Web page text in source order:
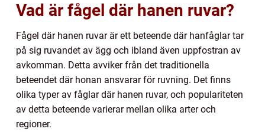
Vad är fågel där hanen ruvar?
Fågel där hanen ruvar är ett beteende där hanfåglar tar
på sig ruvandet av ägg och ibland även uppfostran av
avkomman. Detta avviker från det traditionella
beteendet där honan ansvarar för ruvning. Det finns
olika typer av fåglar där hanen ruvar, och populariteten
av detta beteende varierar mellan olika arter och
regioner.